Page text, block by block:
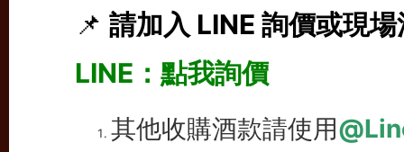
📌 請加入 LINE 詢價或現
LINE： 點我詢價
其他收購酒款請使用